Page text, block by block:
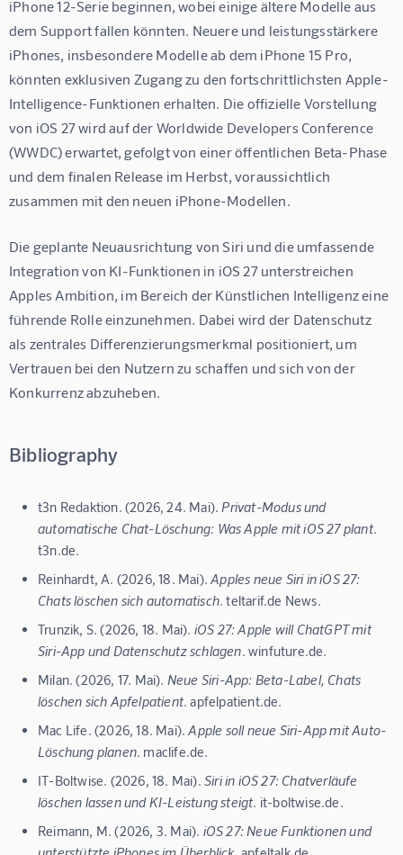
iPhone 12-Serie beginnen, wobei einige ältere Modelle aus
dem Support fallen könnten. Neuere und leistungsstärkere
iPhones, insbesondere Modelle ab dem iPhone 15 Pro,
könnten exklusiven Zugang zu den fortschrittlichsten Apple-
Intelligence-Funktionen erhalten. Die offizielle Vorstellung
von iOS 27 wird auf der Worldwide Developers Conference
(WWDC) erwartet, gefolgt von einer öffentlichen Beta-Phase
und dem finalen Release im Herbst, voraussichtlich
zusammen mit den neuen iPhone-Modellen.
Die geplante Neuausrichtung von Siri und die umfassende
Integration von KI-Funktionen in iOS 27 unterstreichen
Apples Ambition, im Bereich der Künstlichen Intelligenz eine
führende Rolle einzunehmen. Dabei wird der Datenschutz
als zentrales Differenzierungsmerkmal positioniert, um
Vertrauen bei den Nutzern zu schaffen und sich von der
Konkurrenz abzuheben.
Bibliography
t3n Redaktion. (2026, 24. Mai). Privat-Modus und
automatische Chat-Löschung: Was Apple mit iOS 27 plant.
t3n.de.
Reinhardt, A. (2026, 18. Mai).Apples neue Siri in iOS 27:
Chats löschen sich automatisch. teltarif.de News.
Trunzik, S. (2026, 18. Mai). iOS 27: Apple will ChatGPT mit
Siri-App und Datenschutz schlagen. winfuture.de.
Milan. (2026, 17. Mai). Neue Siri-App: Beta-Label, Chats
löschen sich Apfelpatient. apfelpatient.de.
Mac Life. (2026, 18. Mai).Apple soll neue Siri-App mit Auto-
Löschung planen. maclife.de.
IT-Boltwise. (2026, 18. Mai). Siri in iOS 27: Chatverläufe
löschen lassen und KI-Leistung steigt. it-boltwise.de.
Reimann, M. (2026, 3. Mai). iOS 27: Neue Funktionen und